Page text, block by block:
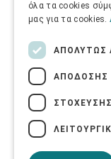
όλα τα cookies
μας για τα cookies.
ΑΠΟΛΎΤΩΣ
ΑΠΌΔΟΣΗΣ
ΣΤΌΧΕΥΣΗΣ